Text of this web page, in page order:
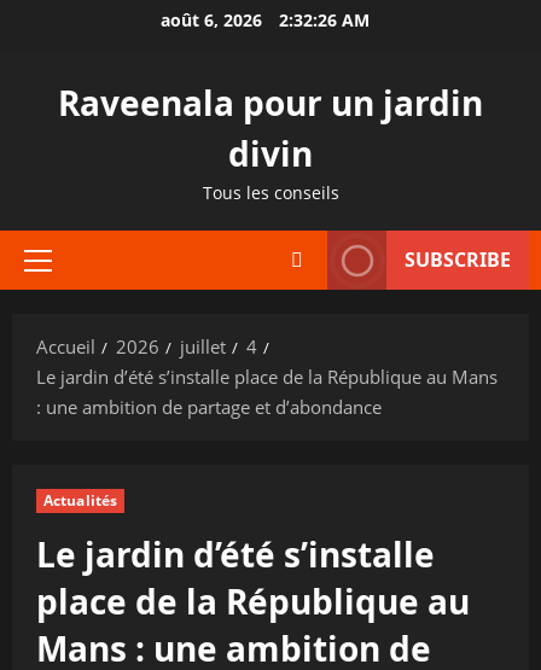
août 6, 2026 2:32:27 AM
Raveenala pour un jardin
divin
Tous les conseils
Menu
SUBSCRIBE
Accueil 2026 juillet
4
Le jardin d’été s’installe place de la République au Mans
: une ambition de partage et d’abondance
Actualités
Le jardin d’été s’installe
place de la République au
Mans : une ambition de